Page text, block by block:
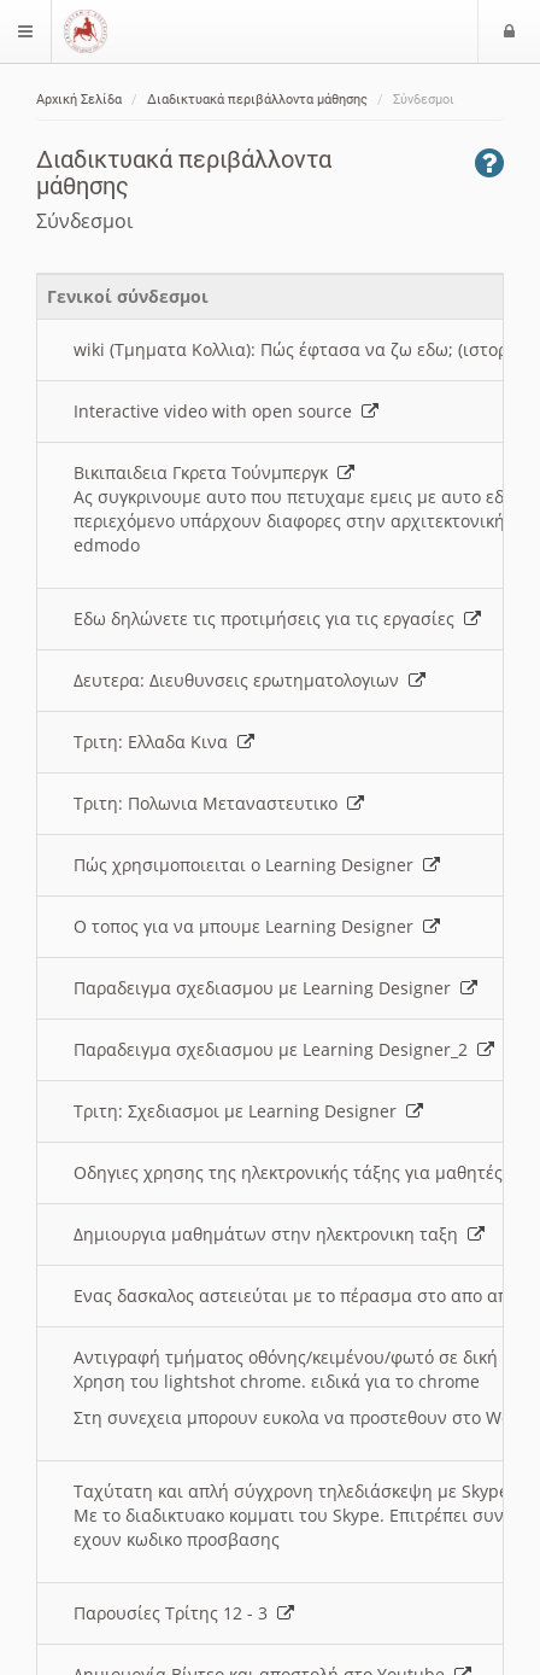
$langMenu
Αρχική Σελίδα Διαδικτυακά περιβάλλοντα μάθησης Σύνδεσμοι
Διαδικτυακά περιβάλλοντα
μάθησης
Σύνδεσμοι
Γενικοί σύνδεσμοι
wiki (Τμηματα Κολλια): Πώς έφτασα να ζω εδω; (ιστορια)
Interactive video with open source
Βικιπαιδεια Γκρετα Τούνμπεργκ
Ας συγκρινουμε αυτο που πετυχαμε εμεις με αυτο εδω
περιεχόμενο υπάρχουν διαφορες στην αρχιτεκτονική
edmodo
Εδω δηλώνετε τις προτιμήσεις για τις εργασίες
Δευτερα: Διευθυνσεις ερωτηματολογιων
Τριτη: Ελλαδα Κινα
Τριτη: Πολωνια Μεταναστευτικο
Πώς χρησιμοποιειται ο Learning Designer
O τοπος για να μπουμε Learning Designer
Παραδειγμα σχεδιασμου με Learning Designer
Παραδειγμα σχεδιασμου με Learning Designer_2
Τριτη: Σχεδιασμοι με Learning Designer
Οδηγιες χρησης της ηλεκτρονικής τάξης για μαθητές
Δημιουργια μαθημάτων στην ηλεκτρονικη ταξη
Ενας δασκαλος αστειεύται με το πέρασμα στο απο
Αντιγραφή τμήματος οθόνης/κειμένου/φωτό σε δική
Χρηση του lightshot chrome. ειδικά για το chrome
Στη συνεχεια μπορουν ευκολα να προστεθουν στο Word
Ταχύτατη και απλή σύγχρονη τηλεδιάσκεψη με Skype
Με το διαδικτυακο κομματι του Skype. Επιτρέπει
εχουν κωδικο προσβασης
Παρουσίες Τρίτης 12 - 3